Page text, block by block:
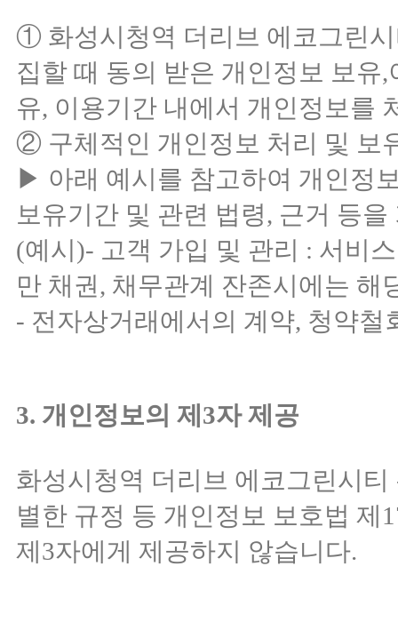
① 화성시청역 더리브 에코그린
집할 때 동의 받은 개인정보 보유
유, 이용기간 내에서 개인정보를
② 구체적인 개인정보 처리 및 보
▶ 아래 예시를 참고하여 개인정
보유기간 및 관련 법령, 근거 등을
(예시)- 고객 가입 및 관리 : 서비
만 채권, 채무관계 잔존시에는 해
- 전자상거래에서의 계약, 청약철
3. 개인정보의 제3자 제공
화성시청역 더리브 에코그린시
별한 규정 등 개인정보 보호법 제
제3자에게 제공하지 않습니다.